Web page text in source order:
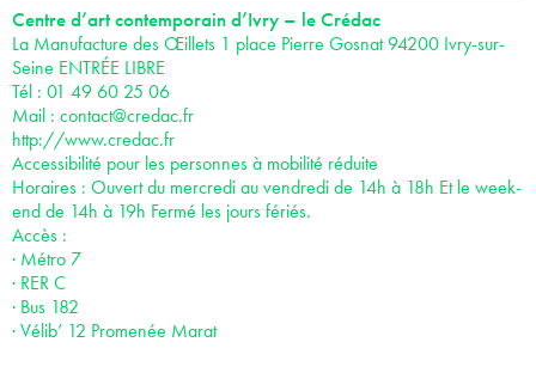
Centre d’art contemporain d’Ivry – le Crédac
La Manufacture des Œillets 1 place Pierre Gosnat 94200 Ivry-sur-
Seine ENTRÉE LIBRE
Tél : 01 49 60 25 06
Mail : contact@credac.fr
http://www.credac.fr
Accessibilité pour les personnes à mobilité réduite
Horaires : Ouvert du mercredi au vendredi de 14h à 18h Et le week-
end de 14h à 19h Fermé les jours fériés.
Accès :
· Métro 7
· RER C
· Bus 182
· Vélib’ 12 Promenée Marat